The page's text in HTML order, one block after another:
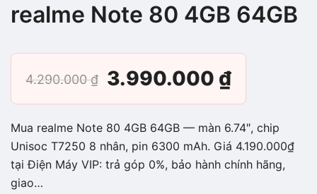
realme Note 80 4GB 64GB
4.290.000₫
Giá
gốc
là:
4.290.000 ₫.
3.990.000 ₫Giá
hiện
tại
Mua realme Note 80 4GB 64GB — màn 6.74″, chip
Unisoc T7250 8 nhân, pin 6300 mAh. Giá 4.190.000₫
tại Điện Máy VIP: trả góp 0%, bảo hành chính hãng,
giao…